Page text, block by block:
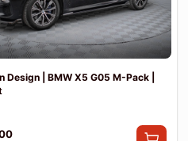
Design | BMW X5 G05 M-Pack |